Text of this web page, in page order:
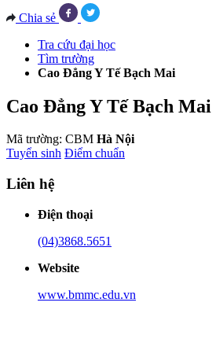
Chia sẻ
Tra cứu đại học
Tìm trường
Cao Đẳng Y Tế Bạch Mai
Cao Đẳng Y Tế Bạch Mai
Mã trường: CBM Hà Nội
Tuyển sinh Điểm chuẩn
Liên hệ
Điện thoại
(04)3868.5651
Website
www.bmmc.edu.vn